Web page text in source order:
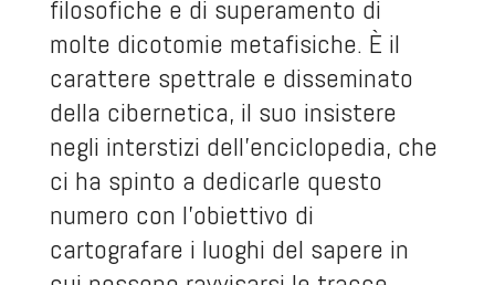
filosofiche e di superamento di
molte dicotomie metafisiche. È il
carattere spettrale e disseminato
della cibernetica, il suo insistere
negli interstizi dell’enciclopedia, che
ci ha spinto a dedicarle questo
numero con l’obiettivo di
cartografare i luoghi del sapere in